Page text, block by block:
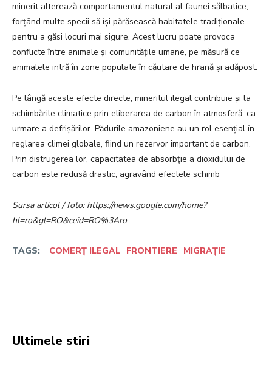
minerit alterează comportamentul natural al faunei sălbatice,
forțând multe specii să își părăsească habitatele tradiționale
pentru a găsi locuri mai sigure. Acest lucru poate provoca
conflicte între animale și comunitățile umane, pe măsură ce
animalele intră în zone populate în căutare de hrană și adăpost.
Pe lângă aceste efecte directe, mineritul ilegal contribuie și la
schimbările climatice prin eliberarea de carbon în atmosferă, ca
urmare a defrișărilor. Pădurile amazoniene au un rol esențial în
reglarea climei globale, fiind un rezervor important de carbon.
Prin distrugerea lor, capacitatea de absorbție a dioxidului de
carbon este redusă drastic, agravând efectele schimb
Sursa articol / foto: https://news.google.com/home?
hl=ro&gl=RO&ceid=RO%3Aro
TAGS: COMERȚ ILEGAL FRONTIERE MIGRAȚIE
Ultimele stiri